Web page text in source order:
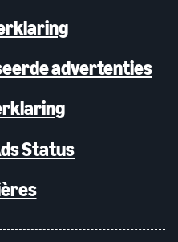
advertenties
Status